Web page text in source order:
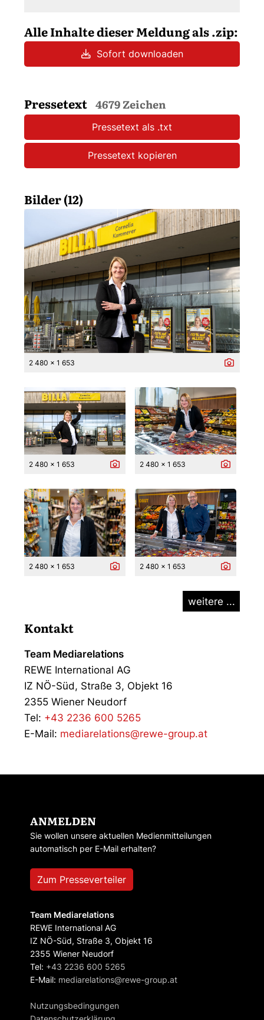
Alle Inhalte dieser Meldung als .zip:
Sofort downloaden
Pressetext 4679 Zeichen
Pressetext als .txt
Pressetext kopieren
Bilder (12)
2 480 x 1 653
2 480 x 1 653 2 480 x 1 653
2 480 x 1 653 2 480 x 1 653
weitere ...
Kontakt
Team Mediarelations
REWE International AG
IZ NÖ-Süd, Straße 3, Objekt 16
2355 Wiener Neudorf
Tel: +43 2236 600 5265
E-Mail: mediarelations@rewe-group.at
ANMELDEN
Sie wollen unsere aktuellen Medienmitteilungen
automatisch per E-Mail erhalten?
Zum Presseverteiler
Team Mediarelations
REWE International AG
IZ NÖ-Süd, Straße 3, Objekt 16
2355 Wiener Neudorf
Tel: +43 2236 600 5265
E-Mail: mediarelations@rewe-group.at
Nutzungsbedingungen